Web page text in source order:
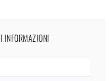
INFORMAZIONI